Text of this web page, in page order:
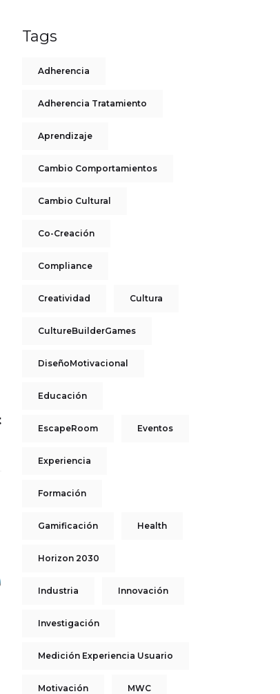
Tags
Adherencia
Adherencia Tratamiento
Aprendizaje
Cambio Comportamientos
Cambio Cultural
Co-Creación
Compliance
Creatividad Cultura
CultureBuilderGames
DiseñoMotivacional
Educación
EscapeRoom Eventos
Experiencia
Formación
Gamificación Health
Horizon 2030
Industria Innovación
Investigación
Medición Experiencia Usuario
Motivación MWC